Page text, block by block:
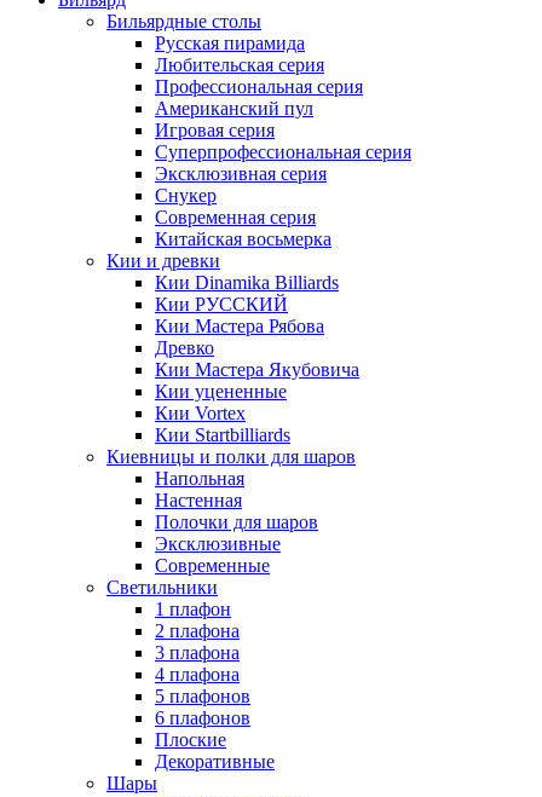
Бильярдные столы
Русская пирамида
Любительская серия
Профессиональная серия
Американский пул
Игровая серия
Суперпрофессиональная серия
Эксклюзивная серия
Снукер
Современная серия
Китайская восьмерка
Кии и древки
Кии Dinamika Billiards
Кии РУССКИЙ
Кии Мастера Рябова
Древко
Кии Мастера Якубовича
Кии уцененные
Кии Vortex
Кии Startbilliards
Киевницы и полки для шаров
Напольная
Настенная
Полочки для шаров
Эксклюзивные
Современные
Светильники
1 плафон
2 плафона
3 плафона
4 плафона
5 плафонов
6 плафонов
Плоские
Декоративные
Шары